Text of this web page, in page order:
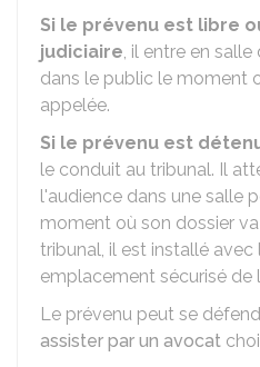
Si le prévenu est libre
judiciaire, il entre en
dans le public le moment
appelée.
Si le prévenu est
le conduit au tribunal. Il
l'audience dans une salle
moment où son dossier
tribunal, il est installé avec
emplacement sécurisé de
Le prévenu peut se
assister par un avocat